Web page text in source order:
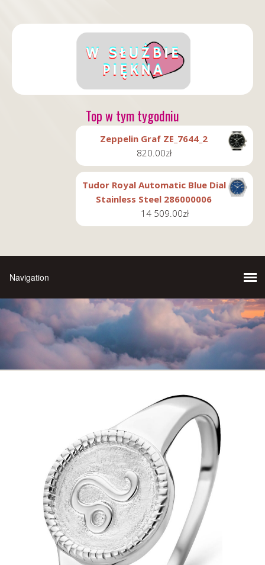
Top w tym tygodniu
Zeppelin Graf ZE_7644_2
820.00zł
Tudor Royal Automatic Blue Dial
Stainless Steel 286000006
14 509.00zł